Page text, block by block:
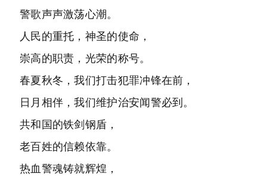
警歌声声激荡心潮。
人民的重托，神圣的使命，
崇高的职责，光荣的称号。
春夏秋冬，我们打击犯罪冲锋在前，
日月相伴，我们维护治安闻警必到。
共和国的铁剑钢盾，
老百姓的信赖依靠。
热血警魂铸就辉煌，